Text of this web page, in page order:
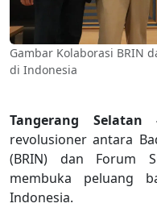
Gambar Kolaborasi BRIN
di Indonesia
Tangerang
revolusioner antara
(BRIN) dan Forum
membuka peluang
Indonesia.